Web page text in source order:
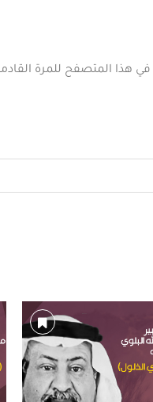
في هذا المتصفح للمرة